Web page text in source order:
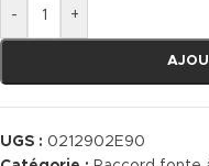
- +
UGS : 0212902E90